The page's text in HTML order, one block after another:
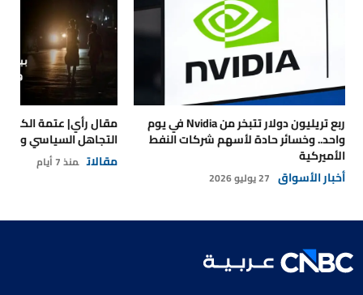
ربع تريليون دولار تتبخر من Nvidia في يوم
واحد.. وخسائر حادة لأسهم شركات النفط
الأميركية
أخبار الأسواق 27 يوليو 2026
مقال رأي| عتمة
التجاهل السياسي
مقالات منذ 7 أيام